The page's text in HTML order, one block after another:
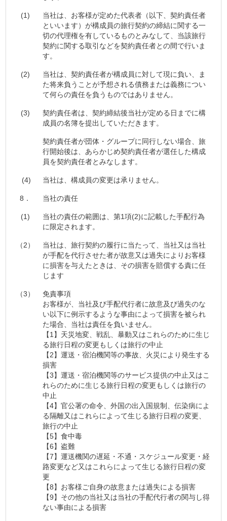
(1)
当社は、お客様が定めた代表者（以下、契約責任者
といいます）が構成員の旅行契約の締結に関する一
切の代理権を有しているものとみなして、当該旅行
契約に関する取引などを契約責任者との間で行いま
す。
(2)
当社は、契約責任者が構成員に対して現に負い、ま
た将来負うことが予想される債務または義務につい
て何らの責任を負うものではありません。
(3)
契約責任者は、契約締結後当社が定める日までに構
成員の名簿を提出していただきます。
契約責任者が団体・グループに同行しない場合、旅
行開始後は、あらかじめ契約責任者が選任した構成
員を契約責任者とみなします。
(4) 当社は、構成員の変更は承りません。
8． 当社の責任
(1)
当社の責任の範囲は、第1項(2)に記載した手配行為
に限定されます。
（2）
当社は、旅行契約の履行に当たって、当社又は当社
が手配を代行させた者が故意又は過失によりお客様
に損害を与えたときは、その損害を賠償する責に任
じます
（3）
免責事項
お客様が、当社及び手配代行者に故意及び過失のな
い以下に例示するような事由によって損害を被られ
た場合、当社は責任を負いません。
【1】天災地変、戦乱、暴動又はこれらのために生じ
る旅行日程の変更もしくは旅行の中止
【2】運送・宿泊機関等の事故、火災により発生する
損害
【3】運送・宿泊機関等のサービス提供の中止又はこ
れらのために生じる旅行日程の変更もしくは旅行の
中止
【4】官公署の命令、外国の出入国規制、伝染病によ
る隔離又はこれらによって生じる旅行日程の変更、
旅行の中止
【5】食中毒
【6】盗難
【7】運送機関の遅延・不通・スケジュール変更・経
路変更など又はこれらによって生じる旅行日程の変
更
【8】お客様ご自身の故意または過失による損害
【9】その他の当社又は当社の手配代行者の関与し得
ない事由による損害